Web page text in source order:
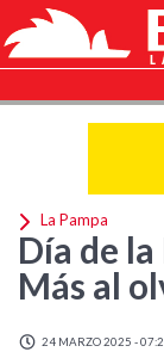
La Pampa
Día de
Más al
24 MARZO 2025 -